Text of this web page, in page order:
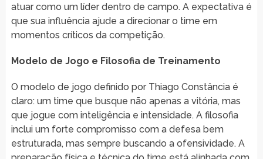
atuar como um líder dentro de campo. A expectativa é
que sua influência ajude a direcionar o time em
momentos críticos da competição.
Modelo de Jogo e Filosofia de Treinamento
O modelo de jogo definido por Thiago Constância é
claro: um time que busque não apenas a vitória, mas
que jogue com inteligência e intensidade. A filosofia
inclui um forte compromisso com a defesa bem
estruturada, mas sempre buscando a ofensividade. A